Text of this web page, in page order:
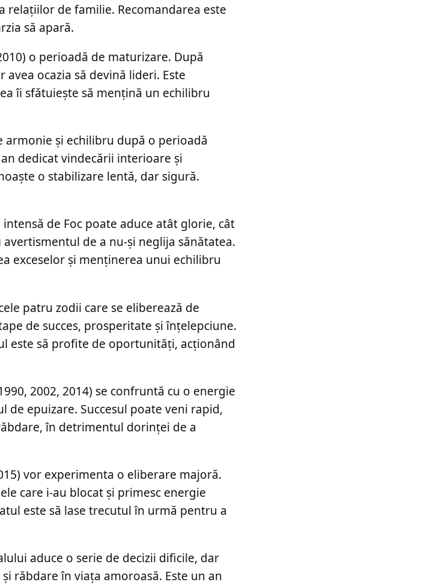
relațiilor de familie. Recomandarea este
să apară.
o perioadă de maturizare. După
ocazia să devină lideri. Este
îi sfătuiește să mențină un echilibru
armonie și echilibru după o perioadă
dedicat vindecării interioare și
o stabilizare lentă, dar sigură.
de Foc poate aduce atât glorie, cât
de a nu-și neglija sănătatea.
exceselor și menținerea unui echilibru
patru zodii care se eliberează de
de succes, prosperitate și înțelepciune.
este să profite de oportunități, acționând
2002, 2014) se confruntă cu o energie
de epuizare. Succesul poate veni rapid,
în detrimentul dorinței de a
vor experimenta o eliberare majoră.
care i-au blocat și primesc energie
este să lase trecutul în urmă pentru a
aduce o serie de decizii dificile, dar
răbdare în viața amoroasă. Este un an